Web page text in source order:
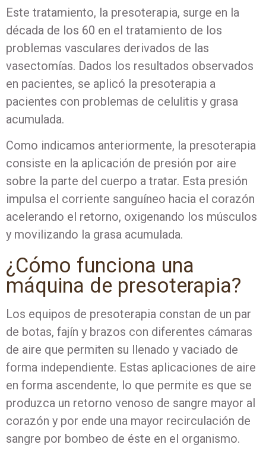
Este tratamiento, la presoterapia, surge en la
década de los 60 en el tratamiento de los
problemas vasculares derivados de las
vasectomías. Dados los resultados observados
en pacientes, se aplicó la presoterapia a
pacientes con problemas de celulitis y grasa
acumulada.
Como indicamos anteriormente, la presoterapia
consiste en la aplicación de presión por aire
sobre la parte del cuerpo a tratar. Esta presión
impulsa el corriente sanguíneo hacia el corazón
acelerando el retorno, oxigenando los músculos
y movilizando la grasa acumulada.
¿Cómo funciona una
máquina de presoterapia?
Los equipos de presoterapia constan de un par
de botas, fajín y brazos con diferentes cámaras
de aire que permiten su llenado y vaciado de
forma independiente. Estas aplicaciones de aire
en forma ascendente, lo que permite es que se
produzca un retorno venoso de sangre mayor al
corazón y por ende una mayor recirculación de
sangre por bombeo de éste en el organismo.